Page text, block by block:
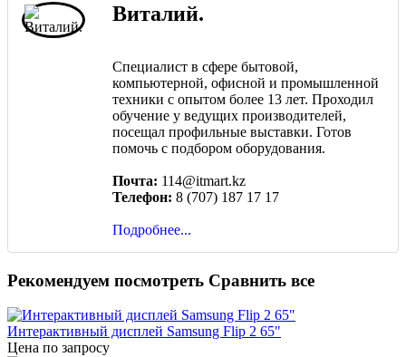
Виталий.
Специалист в сфере бытовой,
компьютерной, офисной и промышленной
техники с опытом более 13 лет. Проходил
обучение у ведущих производителей,
посещал профильные выставки. Готов
помочь с подбором оборудования.
Почта: 114@itmart.kz
Телефон: 8 (707) 187 17 17
Подробнее...
Рекомендуем посмотреть Сравнить все
Интерактивный дисплей Samsung Flip 2 65"
Цена по запросу